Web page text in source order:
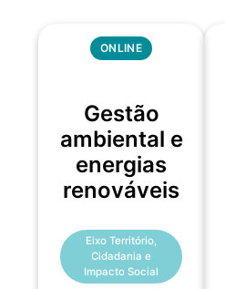
ONLINE
Gestão
ambiental e
energias
renováveis
Eixo Território,
Cidadania e
Impacto Social